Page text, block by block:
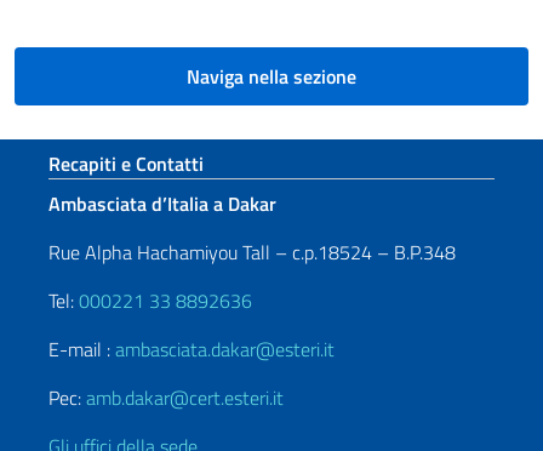
Naviga nella sezione
Sezione footer
Recapiti e Contatti
Ambasciata d’Italia a Dakar
Rue Alpha Hachamiyou Tall – c.p.18524 – B.P.348
Tel:000221 33 8892636
E-mail :ambasciata.dakar@esteri.it
Pec:amb.dakar@cert.esteri.it